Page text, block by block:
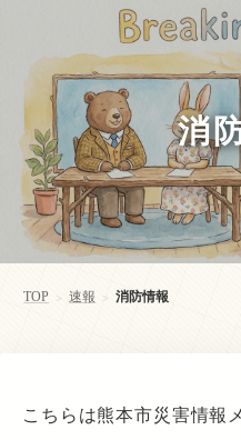
消
TOP > 速報 > 消防情報
こちらは熊本市災害情報